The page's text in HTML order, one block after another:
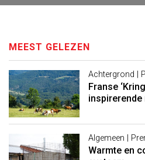
MEEST GELEZEN
Achtergrond |
Franse
inspirerende
Algemeen |
Warmte en